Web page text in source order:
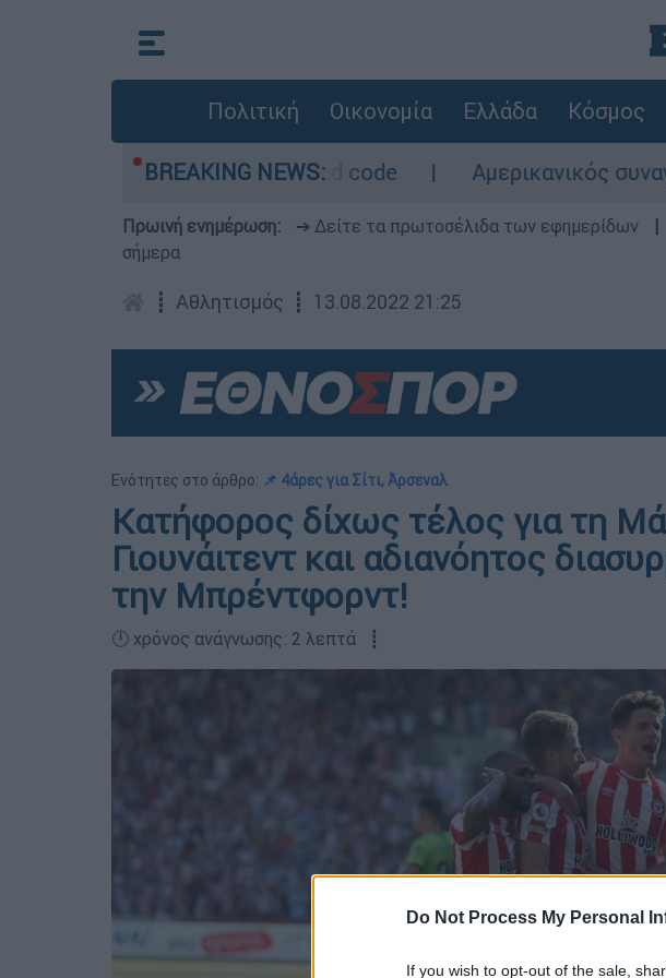
Do Not Process My Personal
If you wish to opt-out of the sale,
Πολιτική Οικονομία Ελλάδα Κόσμος
BREAKING NEWS:
- Οι περιοχές σε red code Αμερικανικός συναγερμός
Πρωινή ενημέρωση: ➔ Δείτε τα πρωτοσέλιδα των εφημερίδων
σήμερα
┋ Αθλητισμός ┋ 13.08.2022 21:25
Ενότητες στο άρθρο: 📌 4άρες για Σίτι, Άρσεναλ
Κατήφορος δίχως τέλος για τη
Γιουνάιτεντ και αδιανόητος
την Μπρέντφορντ!
🕛 χρόνος ανάγνωσης: 2 λεπτά ┋